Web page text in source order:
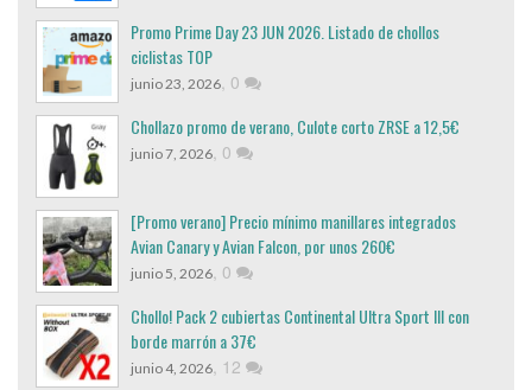
Promo Prime Day 23 JUN 2026. Listado de chollos
ciclistas TOP
junio 23, 2026, 0
Chollazo promo de verano, Culote corto ZRSE a 12,5€
junio 7, 2026, 0
[Promo verano] Precio mínimo manillares integrados
Avian Canary y Avian Falcon, por unos 260€
junio 5, 2026, 0
Chollo! Pack 2 cubiertas Continental Ultra Sport III con
borde marrón a 37€
junio 4, 2026, 12